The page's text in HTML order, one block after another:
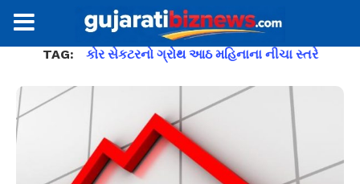
TAG: કોર સેકટરનો ગ્રોથ આઠ મહિનાના નીચા સ્તરે